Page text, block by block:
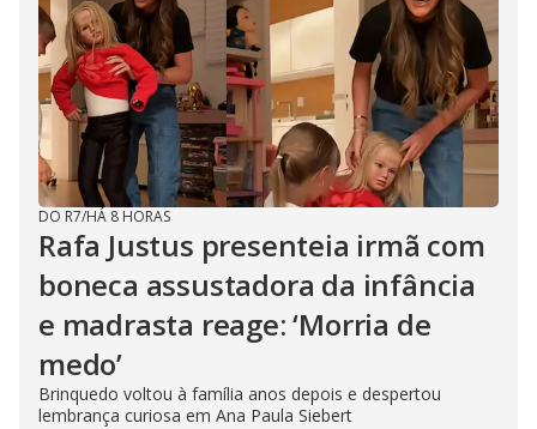
DO R7/HÁ 8 HORAS
Rafa Justus presenteia irmã com
boneca assustadora da infância
e madrasta reage: ‘Morria de
medo’
Brinquedo voltou à família anos depois e despertou
lembrança curiosa em Ana Paula Siebert